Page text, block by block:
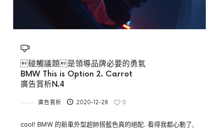
碰觸議題是領導品牌必要的勇氣
BMW This is Option 2. Carrot
廣告賞析N.4
廣告賞析 2020-12-28 0
cool! BMW 的新車外型超帥搭藍色真的絕配. 看得我都心動了,